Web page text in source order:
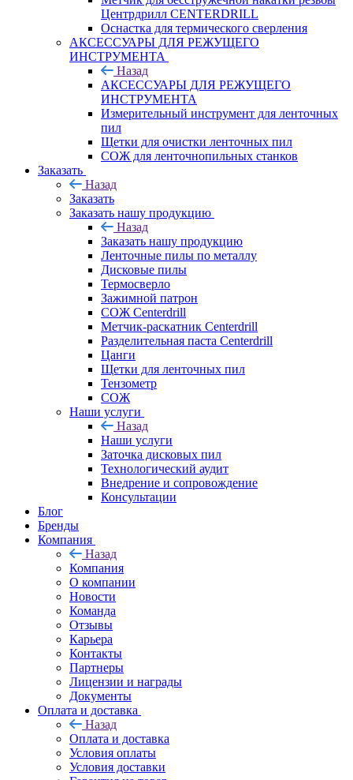
Центрдрилл CENTERDRILL
Оснастка для термического сверления
АКСЕССУАРЫ ДЛЯ РЕЖУЩЕГО
ИНСТРУМЕНТА
Назад
АКСЕССУАРЫ ДЛЯ РЕЖУЩЕГО
ИНСТРУМЕНТА
Измерительный инструмент для ленточных
пил
Щетки для очистки ленточных пил
СОЖ для ленточнопильных станков
Заказать
Назад
Заказать
Заказать нашу продукцию
Назад
Заказать нашу продукцию
Ленточные пилы по металлу
Дисковые пилы
Термосверло
Зажимной патрон
СОЖ Centerdrill
Метчик-раскатник Centerdrill
Разделительная паста Centerdrill
Цанги
Щетки для ленточных пил
Тензометр
СОЖ
Наши услуги
Назад
Наши услуги
Заточка дисковых пил
Технологический аудит
Внедрение и сопровождение
Консультации
Блог
Бренды
Компания
Назад
Компания
О компании
Новости
Команда
Отзывы
Карьера
Контакты
Партнеры
Лицензии и награды
Документы
Оплата и доставка
Назад
Оплата и доставка
Условия оплаты
Условия доставки